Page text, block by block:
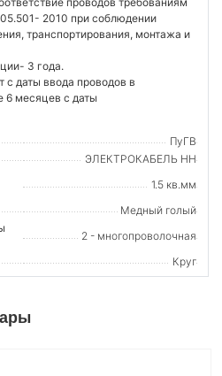
2010 при соблюдении
транспортирования, монтажа и
3 года.
с даты ввода проводов в
6 месяцев с даты
ПуГВ
ЭЛЕКТРОКАБЕЛЬ НН
1.5 кв.мм
Медный голый
2 - многопроволочная
Круг